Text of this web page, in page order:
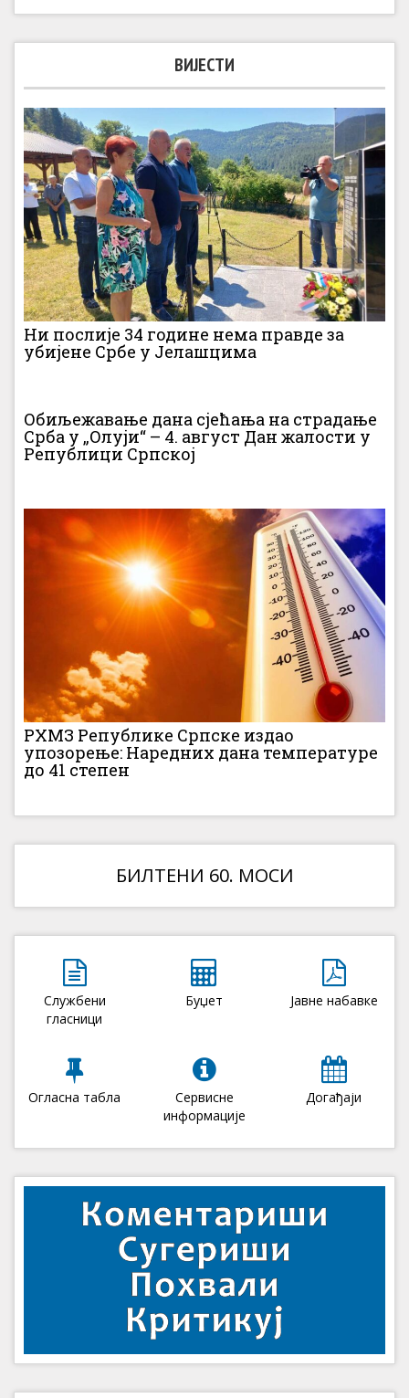
ВИЈЕСТИ
Ни послије 34 године нема правде за
убијене Србе у Јелашцима
Обиљежавање дана сјећања на страдање
Срба у „Олуји“ – 4. август Дан жалости у
Републици Српској
РХМЗ Републике Српске издао
упозорење: Наредних дана температуре
до 41 степен
БИЛТЕНИ 60. МОСИ
Службени
гласници
Буџет Јавне набавке
Огласна табла
Сервисне
информације
Догађаји